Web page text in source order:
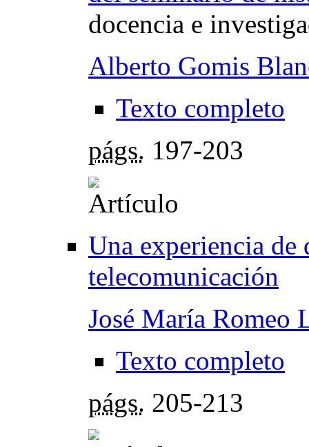
docencia e
Alberto Gomis
Texto completo
págs. 197-203
Una experiencia
telecomunicación
José María Romeo
Texto completo
págs. 205-213